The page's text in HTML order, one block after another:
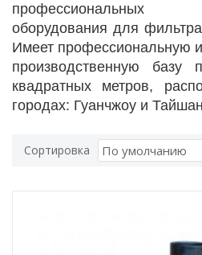
профессиональных
оборудования для
Имеет профессиональную
производственную
квадратных метров,
городах: Гуанчжоу и
Сортировка